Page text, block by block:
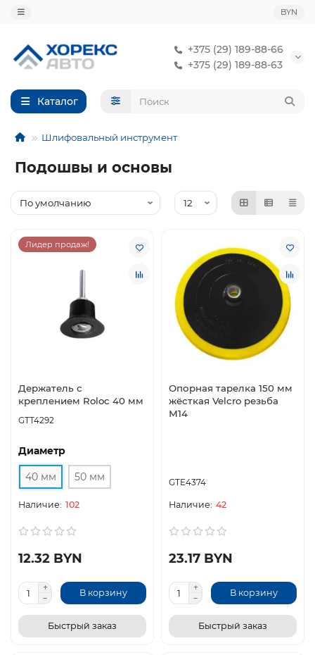
BYN
+375 (29) 189-88-66
+375 (29) 189-88-63
Каталог
Шлифовальный инструмент
Подошвы и основы
Лидер продаж!
Держатель с
креплением Roloc 40 мм
GTT4292
Диаметр
40 мм 50 мм
102
12.32 BYN
В корзину
Быстрый заказ
Опорная тарелка 150 мм
жёсткая Velcro резьба
М14
GTE4374
42
23.17 BYN
В корзину
Быстрый заказ